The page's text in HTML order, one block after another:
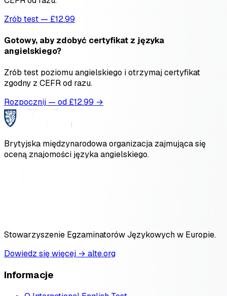
Zrób test — £12.99
Gotowy, aby zdobyć certyfikat z języka
angielskiego?
Zrób test poziomu angielskiego i otrzymaj certyfikat
zgodny z CEFR od razu.
Rozpocznij — od £12.99 →
Brytyjska międzynarodowa organizacja zajmująca się
oceną znajomości języka angielskiego.
Stowarzyszenie Egzaminatorów Językowych w Europie.
Dowiedz się więcej → alte.org
Informacje